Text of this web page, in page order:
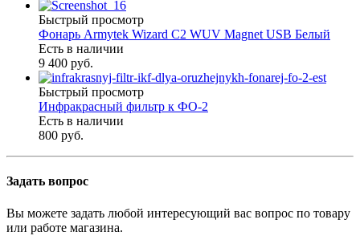
Быстрый просмотр
Фонарь Armytek Wizard C2 WUV Magnet USB Белый
Есть в наличии
9 400 руб.
Быстрый просмотр
Инфракрасный фильтр к ФО-2
Есть в наличии
800 руб.
Задать вопрос
Вы можете задать любой интересующий вас вопрос по товару
или работе магазина.